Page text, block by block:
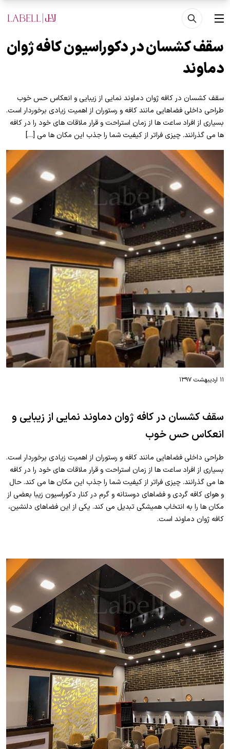
رفتن به محتوای اصلی
منو
سقف کشسان در دکوراسیون کافه ژوان
دماوند
سقف کشسان در کافه ژوان دماوند نمایی از زیبایی و انعکاس حس خوب
طراحی داخلی فضاهایی مانند کافه و رستوران از اهمیت زیادی برخوردار است.
بسیاری از افراد ساعت ها از زمان استراحت و قرار ملاقات های خود را در کافه
ها می گذرانند. چیزی فراتر از کیفیت شما را جذب این مکان ها می […]
۱۱ اردیبهشت ۱۳۹۷
سقف کشسان در کافه ژوان دماوند نمایی از زیبایی و
انعکاس حس خوب
طراحی داخلی فضاهایی مانند کافه و رستوران از اهمیت زیادی برخوردار است.
بسیاری از افراد ساعت ها از زمان استراحت و قرار ملاقات های خود را در کافه
ها می گذرانند. چیزی فراتر از کیفیت شما را جذب این مکان ها می کند. حال
و هوای کافه گردی و فضاهای دوستانه و گرم در کنار دکوراسیون زیبا بعضی از
مکان ها را به انتخاب همیشگی تبدیل می کند. یکی از این فضاهای دلنشین،
کافه ژوان دماوند است.